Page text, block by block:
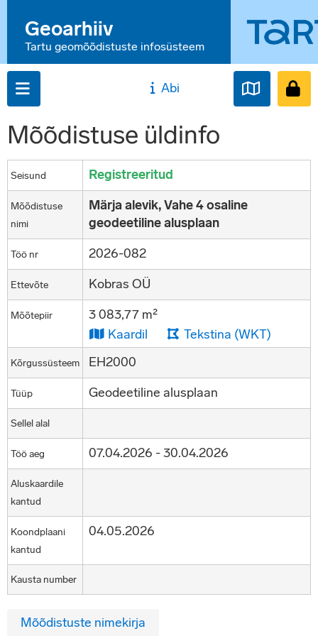
Geoarhiiv
Tartu geomõõdistuste infosüsteem
Abi
Mõõdistuse üldinfo
Seisund Registreeritud
Mõõdistuse
nimi
Märja alevik, Vahe 4 osaline
geodeetiline alusplaan
Töö nr 2026-082
Ettevõte Kobras OÜ
Mõõtepiir
3 083,77 m²
Kaardil
Tekstina (WKT)
Kõrgussüsteem EH2000
Tüüp Geodeetiline alusplaan
Sellel alal
Töö aeg 07.04.2026 - 30.04.2026
Aluskaardile
kantud
Koondplaani
kantud
04.05.2026
Kausta number
Mõõdistuste nimekirja